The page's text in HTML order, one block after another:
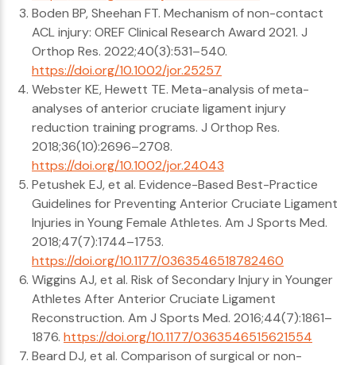
Boden BP, Sheehan FT. Mechanism of non-contact
ACL injury: OREF Clinical Research Award 2021. J
Orthop Res. 2022;40(3):531–540.
https://doi.org/10.1002/jor.25257
Webster KE, Hewett TE. Meta-analysis of meta-
analyses of anterior cruciate ligament injury
reduction training programs. J Orthop Res.
2018;36(10):2696–2708.
https://doi.org/10.1002/jor.24043
Petushek EJ, et al. Evidence-Based Best-Practice
Guidelines for Preventing Anterior Cruciate Ligament
Injuries in Young Female Athletes. Am J Sports Med.
2018;47(7):1744–1753.
https://doi.org/10.1177/0363546518782460
Wiggins AJ, et al. Risk of Secondary Injury in Younger
Athletes After Anterior Cruciate Ligament
Reconstruction. Am J Sports Med. 2016;44(7):1861–
1876. https://doi.org/10.1177/0363546515621554
Beard DJ, et al. Comparison of surgical or non-